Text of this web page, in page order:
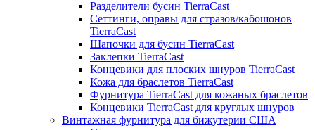
Разделители бусин TierraCast
Сеттинги, оправы для стразов/кабошонов
TierraCast
Шапочки для бусин TierraCast
Заклепки TierraCast
Концевики для плоских шнуров TierraCast
Кожа для браслетов TierraCast
Фурнитура TierraCast для кожаных браслетов
Концевики TierraCast для круглых шнуров
Винтажная фурнитура для бижутерии США